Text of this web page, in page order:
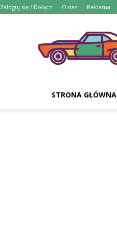
Zaloguj się / Dołącz O nas Reklama
STRONA GŁÓWNA